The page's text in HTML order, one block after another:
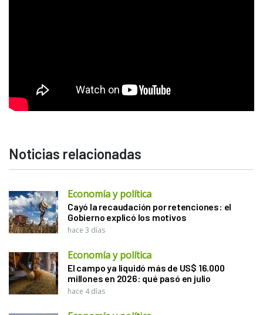
Noticias relacionadas
Economía y política
Cayó la recaudación por retenciones: el
Gobierno explicó los motivos
hace 3 días
Economía y política
El campo ya liquidó más de US$ 16.000
millones en 2026: qué pasó en julio
hace 4 días